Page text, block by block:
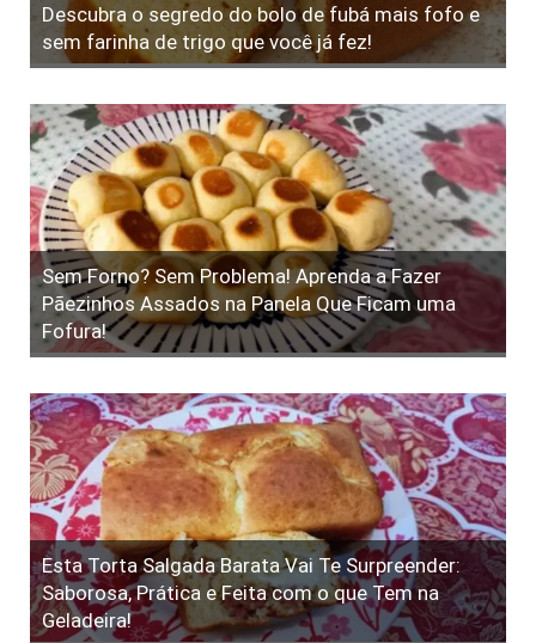
Descubra o segredo do bolo de fubá mais fofo e
sem farinha de trigo que você já fez!
Sem Forno? Sem Problema! Aprenda a Fazer
Pãezinhos Assados na Panela Que Ficam uma
Fofura!
Esta Torta Salgada Barata Vai Te Surpreender:
Saborosa, Prática e Feita com o que Tem na
Geladeira!